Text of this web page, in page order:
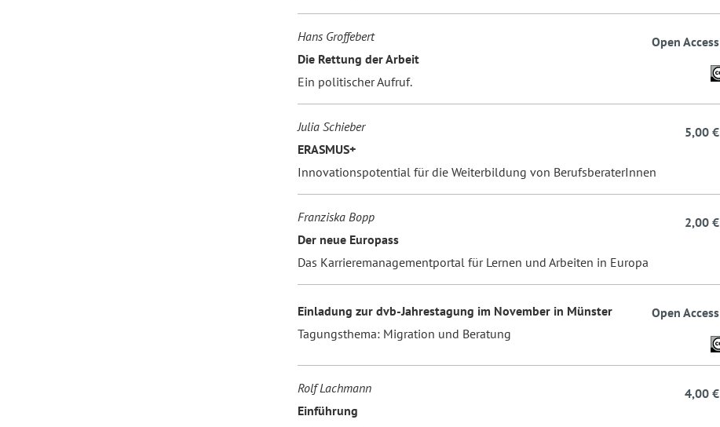
Hans Groffebert
Die Rettung der Arbeit
Ein politischer Aufruf.
Open Access
Julia Schieber
ERASMUS+
Innovationspotential für die Weiterbildung von BerufsberaterInnen
5,00 €
Franziska Bopp
Der neue Europass
Das Karrieremanagementportal für Lernen und Arbeiten in Europa
2,00 €
Einladung zur dvb-Jahrestagung im November in Münster
Tagungsthema: Migration und Beratung
Open Access
Rolf Lachmann
Einführung
4,00 €